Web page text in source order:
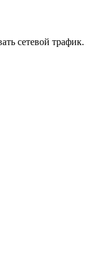
сетевой трафик.